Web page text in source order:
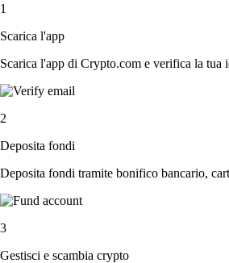
1
Scarica l'app
Scarica l'app di Crypto.com e verifica la
2
Deposita fondi
Deposita fondi tramite bonifico bancario,
3
Gestisci e scambia crypto